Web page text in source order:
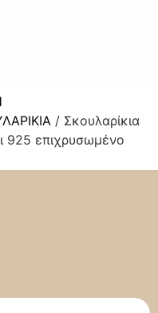
/ Σκουλαρίκια
925 επιχρυσωμένο